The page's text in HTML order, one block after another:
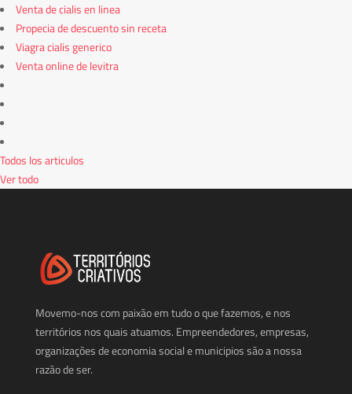
Venta de cialis en linea
Propecia de descuento sin receta
Viagra cialis generico
Venta online de levitra
Todos los articulos
Ver todo
Movemo-nos com paixão em tudo o que fazemos, e nos
territórios nos quais atuamos. Empreendedores, empresas,
organizações de economia social e municipios são a nossa
razão de ser.